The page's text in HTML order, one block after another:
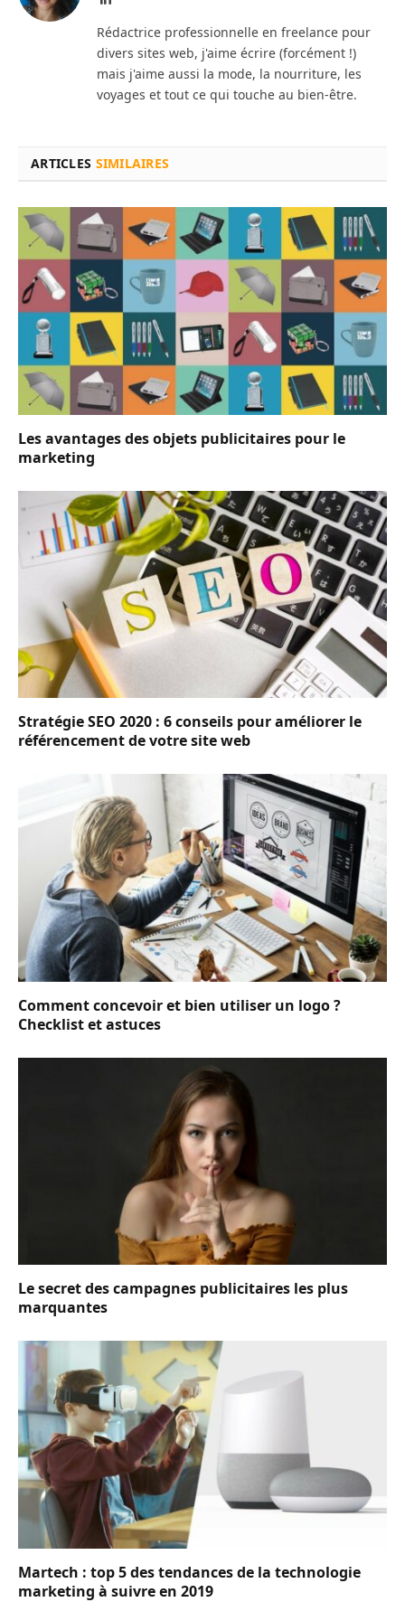
Rédactrice professionnelle en freelance pour
divers sites web, j'aime écrire (forcément !)
mais j'aime aussi la mode, la nourriture, les
voyages et tout ce qui touche au bien-être.
ARTICLES SIMILAIRES
Les avantages des objets publicitaires pour le
marketing
Stratégie SEO 2020 : 6 conseils pour améliorer le
référencement de votre site web
Comment concevoir et bien utiliser un logo ?
Checklist et astuces
Le secret des campagnes publicitaires les plus
marquantes
Martech : top 5 des tendances de la technologie
marketing à suivre en 2019